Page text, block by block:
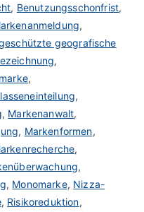
, Benutzungsschonfrist,
,
geografische
,
,
,
, Markenanwalt,
, Markenformen,
,
,
, Monomarke, Nizza-
, Risikoreduktion,